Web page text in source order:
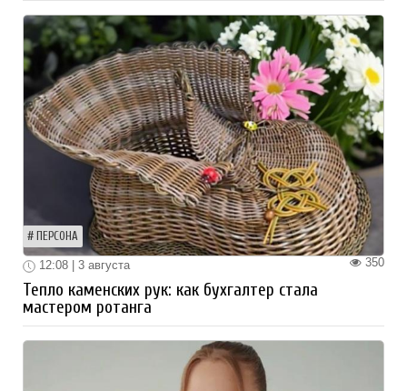
ПЕРСОНА
350
12:08 | 3 августа
Тепло каменских рук: как бухгалтер стала
мастером ротанга